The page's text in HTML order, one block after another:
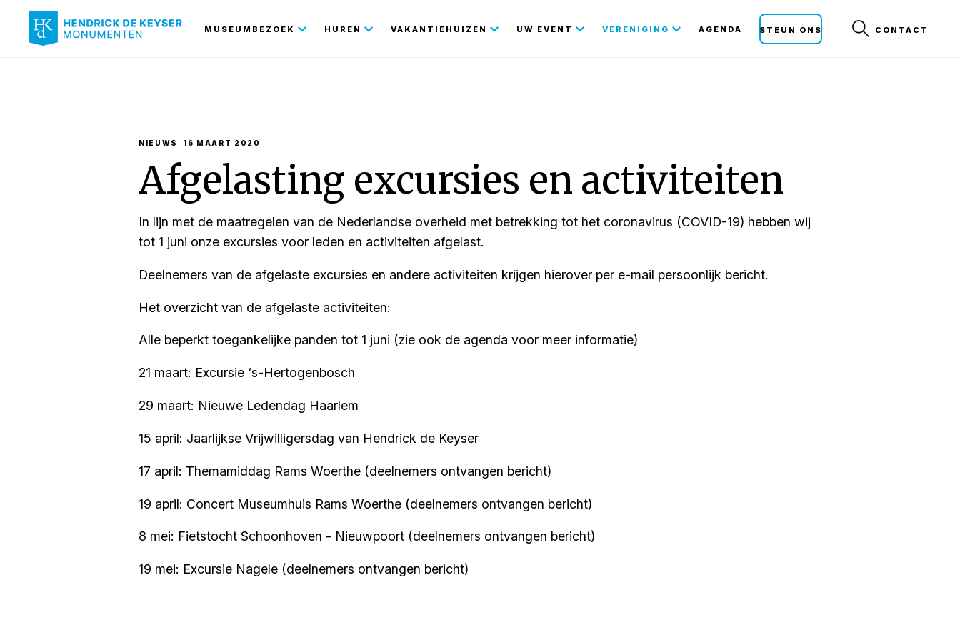
MUSEUMBEZOEK HUREN VAKANTIEHUIZEN UW EVENT VERENIGING AGENDA STEUN ONS CONTACT
NIEUWS 16 MAART 2020
Afgelasting excursies en activiteiten
In lijn met de maatregelen van de Nederlandse overheid met betrekking tot het coronavirus (COVID-19) hebben wij
tot 1 juni onze excursies voor leden en activiteiten afgelast.
Deelnemers van de afgelaste excursies en andere activiteiten krijgen hierover per e-mail persoonlijk bericht.
Het overzicht van de afgelaste activiteiten:
Alle beperkt toegankelijke panden tot 1 juni (zie ook de agenda voor meer informatie)
21 maart: Excursie ‘s-Hertogenbosch
29 maart: Nieuwe Ledendag Haarlem
15 april: Jaarlijkse Vrijwilligersdag van Hendrick de Keyser
17 april: Themamiddag Rams Woerthe (deelnemers ontvangen bericht)
19 april: Concert Museumhuis Rams Woerthe (deelnemers ontvangen bericht)
8 mei: Fietstocht Schoonhoven - Nieuwpoort (deelnemers ontvangen bericht)
19 mei: Excursie Nagele (deelnemers ontvangen bericht)